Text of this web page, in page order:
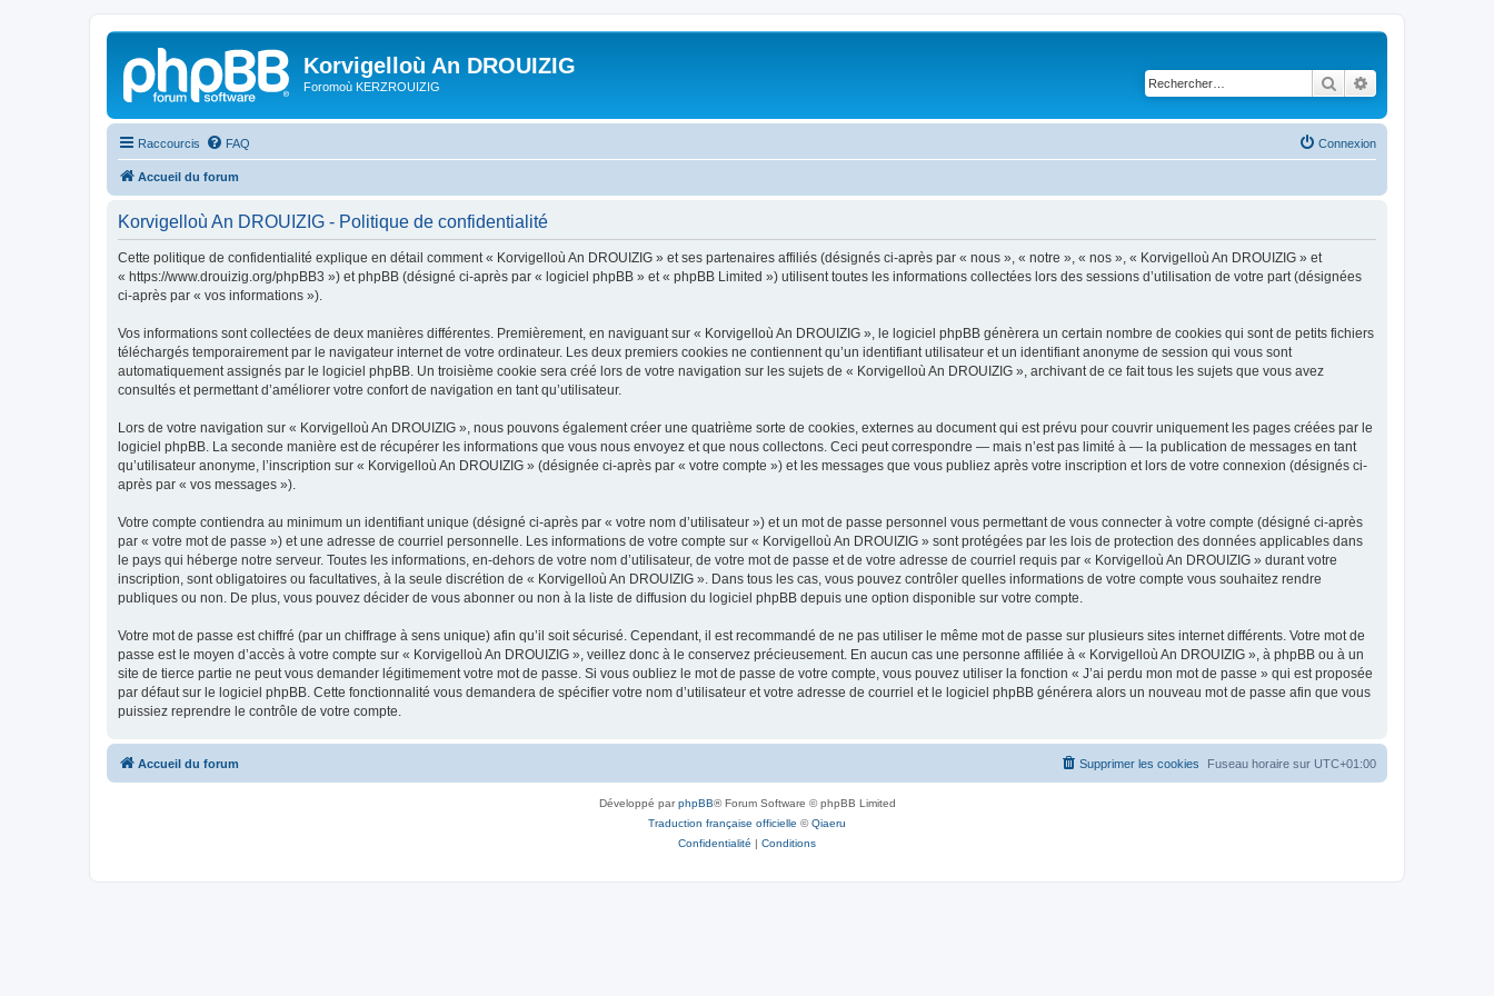
Korvigelloù An DROUIZIG
Foromoù KERZROUIZIG Rechercher
Raccourcis FAQ Connexion
Accueil du forum
Korvigelloù An DROUIZIG - Politique de confidentialité
Cette politique de confidentialité explique en détail comment « Korvigelloù An DROUIZIG » et ses partenaires affiliés (désignés ci-après par « nous », « notre », « nos », « Korvigelloù An DROUIZIG » et
« https://www.drouizig.org/phpBB3 ») et phpBB (désigné ci-après par « logiciel phpBB » et « phpBB Limited ») utilisent toutes les informations collectées lors des sessions d’utilisation de votre part (désignées
ci-après par « vos informations »).
Vos informations sont collectées de deux manières différentes. Premièrement, en naviguant sur « Korvigelloù An DROUIZIG », le logiciel phpBB génèrera un certain nombre de cookies qui sont de petits fichiers
téléchargés temporairement par le navigateur internet de votre ordinateur. Les deux premiers cookies ne contiennent qu’un identifiant utilisateur et un identifiant anonyme de session qui vous sont
automatiquement assignés par le logiciel phpBB. Un troisième cookie sera créé lors de votre navigation sur les sujets de « Korvigelloù An DROUIZIG », archivant de ce fait tous les sujets que vous avez
consultés et permettant d’améliorer votre confort de navigation en tant qu’utilisateur.
Lors de votre navigation sur « Korvigelloù An DROUIZIG », nous pouvons également créer une quatrième sorte de cookies, externes au document qui est prévu pour couvrir uniquement les pages créées par le
logiciel phpBB. La seconde manière est de récupérer les informations que vous nous envoyez et que nous collectons. Ceci peut correspondre — mais n’est pas limité à — la publication de messages en tant
qu’utilisateur anonyme, l’inscription sur « Korvigelloù An DROUIZIG » (désignée ci-après par « votre compte ») et les messages que vous publiez après votre inscription et lors de votre connexion (désignés ci-
après par « vos messages »).
Votre compte contiendra au minimum un identifiant unique (désigné ci-après par « votre nom d’utilisateur ») et un mot de passe personnel vous permettant de vous connecter à votre compte (désigné ci-après
par « votre mot de passe ») et une adresse de courriel personnelle. Les informations de votre compte sur « Korvigelloù An DROUIZIG » sont protégées par les lois de protection des données applicables dans
le pays qui héberge notre serveur. Toutes les informations, en-dehors de votre nom d’utilisateur, de votre mot de passe et de votre adresse de courriel requis par « Korvigelloù An DROUIZIG » durant votre
inscription, sont obligatoires ou facultatives, à la seule discrétion de « Korvigelloù An DROUIZIG ». Dans tous les cas, vous pouvez contrôler quelles informations de votre compte vous souhaitez rendre
publiques ou non. De plus, vous pouvez décider de vous abonner ou non à la liste de diffusion du logiciel phpBB depuis une option disponible sur votre compte.
Votre mot de passe est chiffré (par un chiffrage à sens unique) afin qu’il soit sécurisé. Cependant, il est recommandé de ne pas utiliser le même mot de passe sur plusieurs sites internet différents. Votre mot de
passe est le moyen d’accès à votre compte sur « Korvigelloù An DROUIZIG », veillez donc à le conservez précieusement. En aucun cas une personne affiliée à « Korvigelloù An DROUIZIG », à phpBB ou à un
site de tierce partie ne peut vous demander légitimement votre mot de passe. Si vous oubliez le mot de passe de votre compte, vous pouvez utiliser la fonction « J’ai perdu mon mot de passe » qui est proposée
par défaut sur le logiciel phpBB. Cette fonctionnalité vous demandera de spécifier votre nom d’utilisateur et votre adresse de courriel et le logiciel phpBB générera alors un nouveau mot de passe afin que vous
puissiez reprendre le contrôle de votre compte.
Accueil du forum Fuseau horaire sur UTC+01:00
Supprimer les cookies
Développé parphpBB® Forum Software © phpBB Limited
Traduction française officielle ©Qiaeru
Confidentialité | Conditions